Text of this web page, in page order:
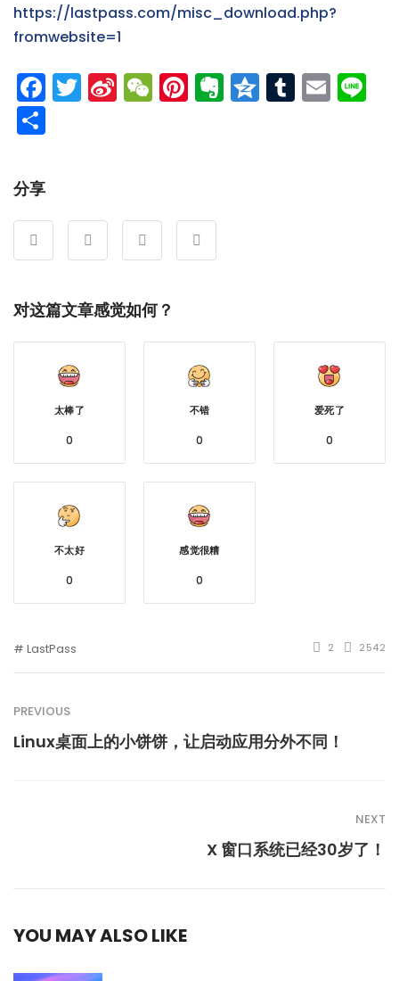
https://lastpass.com/misc_download.php?
fromwebsite=1
Facebook
Twitter
Sina
Weibo
WeChat
Pinterest
Evernote
Qzone
Tumblr
分享
对这篇文章感觉如何？
太棒了
0
不错
0
爱死了
0
不太好
0
感觉很糟
0
LastPass 2 2542
PREVIOUS
Linux桌面上的小饼饼，让启动应用分外不同！
NEXT
X 窗口系统已经30岁了！
YOU MAY ALSO LIKE